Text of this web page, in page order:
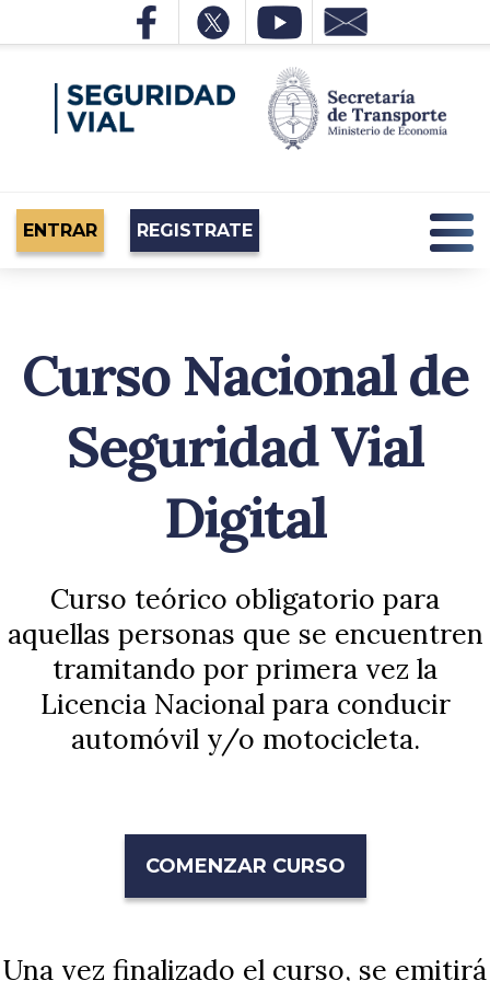
ENTRAR REGISTRATE
Curso Nacional de
Seguridad Vial
Digital
Curso teórico obligatorio para
aquellas personas que se encuentren
tramitando por primera vez la
Licencia Nacional para conducir
automóvil y/o motocicleta.
COMENZAR CURSO
Una vez finalizado el curso, se emitirá